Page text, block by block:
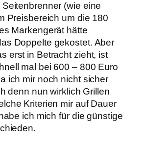
(wie eine
Preisbereich um die 180
Markengerät hätte
Doppelte gekostet. Aber
erst in Betracht zieht, ist
mal bei 600 – 800 Euro
ich mir noch nicht sicher
denn nun wirklich Grillen
Kriterien mir auf Dauer
ich mich für die günstige